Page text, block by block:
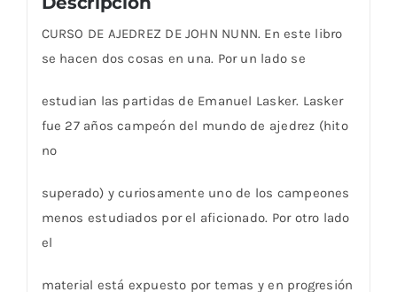
CURSO DE AJEDREZ DE JOHN NUNN. En este libro
se hacen dos cosas en una. Por un lado se
estudian las partidas de Emanuel Lasker. Lasker
fue 27 años campeón del mundo de ajedrez (hito
no
superado) y curiosamente uno de los campeones
menos estudiados por el aficionado. Por otro lado
el
material está expuesto por temas y en progresión